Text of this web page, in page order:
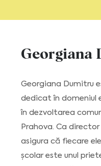
Georgiana
Georgiana Dumitru
dedicat în domeniul
în dezvoltarea
Prahova. Ca
asigura că fiecare
școlar este unul